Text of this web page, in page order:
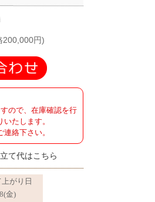
200,000円)
ので、在庫確認を行
たします。
絡下さい。
て代はこちら